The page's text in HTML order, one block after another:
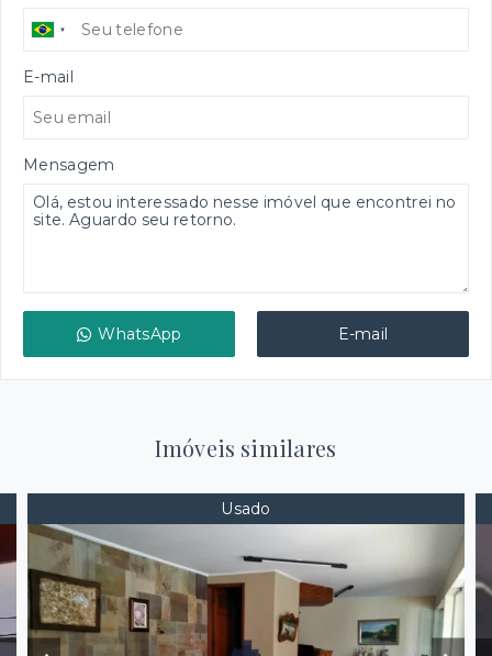
E-mail
Mensagem
WhatsApp E-mail
Imóveis similares
Usado